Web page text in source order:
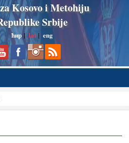
Kosovo i Metohiju
Srbije
ћир|lat| eng